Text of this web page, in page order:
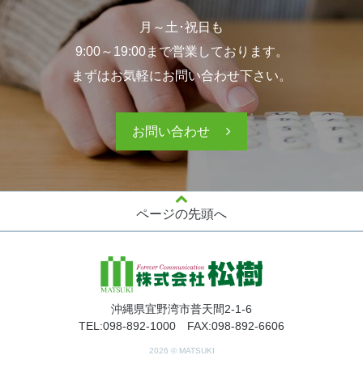
月～土･祝日も
9:00～19:00まで営業しております。
まずはお気軽にお問い合わせ下さい。
お問い合わせ
ページの先頭へ
沖縄県宜野湾市普天間2-1-6
TEL:098-892-1000 FAX:098-892-6606
2026 © MATSUKI